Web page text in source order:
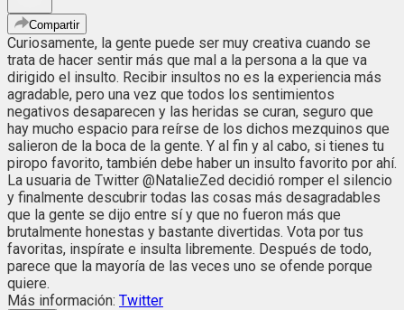
Compartir
Curiosamente, la gente puede ser muy creativa cuando se
trata de hacer sentir más que mal a la persona a la que va
dirigido el insulto. Recibir insultos no es la experiencia más
agradable, pero una vez que todos los sentimientos
negativos desaparecen y las heridas se curan, seguro que
hay mucho espacio para reírse de los dichos mezquinos que
salieron de la boca de la gente. Y al fin y al cabo, si tienes tu
piropo favorito, también debe haber un insulto favorito por ahí.
La usuaria de Twitter @NatalieZed decidió romper el silencio
y finalmente descubrir todas las cosas más desagradables
que la gente se dijo entre sí y que no fueron más que
brutalmente honestas y bastante divertidas. Vota por tus
favoritas, inspírate e insulta libremente. Después de todo,
parece que la mayoría de las veces uno se ofende porque
quiere.
Más información: Twitter